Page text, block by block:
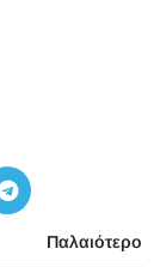
Παλαιότερο